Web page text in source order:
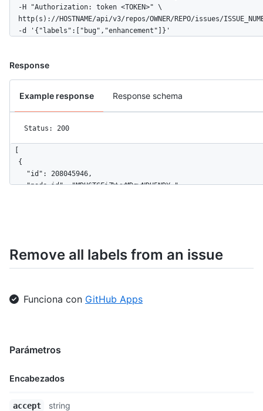
  -H "Authorization: token <TOKEN>" \
http(s)://HOSTNAME/api/v3/repos/OWNER/REPO/issues/
  -d '{"labels":["bug","enhancement"]}'
Response
Example response Response schema
Status: 200
[
  {
    "id": 208045946,
    "node_id": "MDU6TGFiZWwyMDgwNDU5NDY=",
  },
  {
"url": "https://api.github.com/repos/octocat/Hello-
    "default": false
]
Remove all labels from an issue
Funciona con GitHub Apps
Parámetros
Encabezados
Nombre,
accept
string